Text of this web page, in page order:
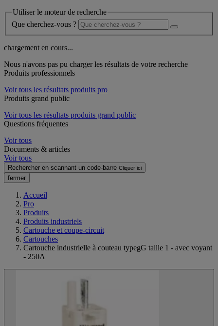
Utiliser le moteur de recherche
Que cherchez-vous ?
chargement en cours...
Nous n'avons pas pu charger les résultats de votre recherche
Produits professionnels
Voir tous les résultats produits pro
Produits grand public
Voir tous les résultats produits grand public
Questions fréquentes
Voir tous
Documents & articles
Voir tous
Rechercher en scannant un code-barre Cliquer ici
fermer
Accueil
Pro
Produits
Produits industriels
Cartouche et coupe-circuit
Cartouches
Cartouche industrielle à couteau typegG taille 1 - avec voyant
- 250A